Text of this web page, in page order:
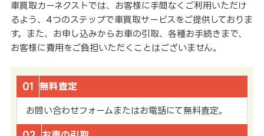
車買取カーネクストでは、お客様に手間なくご利用いただけ
るよう、4つのステップで車買取サービスをご提供しておりま
す。また、お申し込みからお車の引取、各種お手続きまで、
お客様に費用をご負担いただくことはございません。
01 無料査定
お問い合わせフォームまたはお電話にて無料査定。